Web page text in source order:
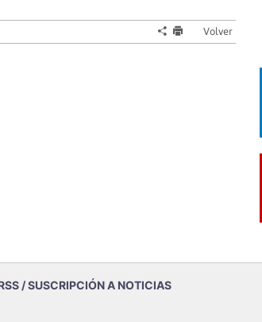
Volver
/ SUSCRIPCIÓN A NOTICIAS